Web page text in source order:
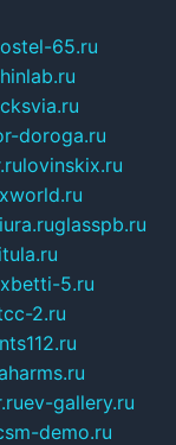
65.ru
doroga.ru
lovinskix.ru
glasspb.ru
5.ru
2.ru
ev-gallery.ru
demo.ru